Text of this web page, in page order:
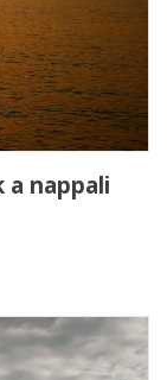
a nappali